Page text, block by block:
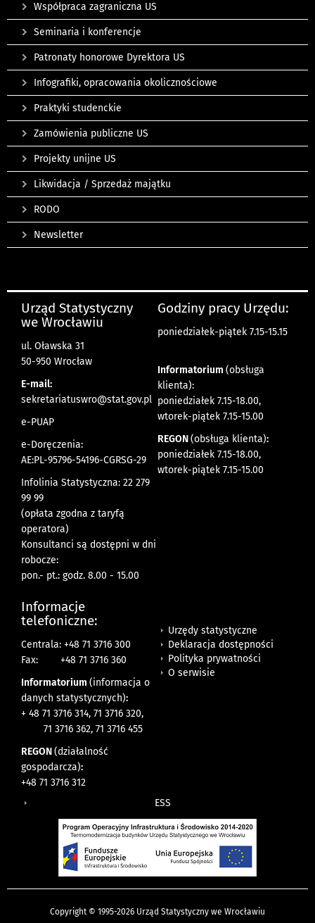
Współpraca zagraniczna US
Seminaria i konferencje
Patronaty honorowe Dyrektora US
Infografiki, opracowania okolicznościowe
Praktyki studenckie
Zamówienia publiczne US
Projekty unijne US
Likwidacja / Sprzedaż majątku
RODO
Newsletter
Urząd Statystyczny
we Wrocławiu
ul. Oławska 31
50-950 Wrocław
E-mail:
sekretariatuswro@stat.gov.pl
e-PUAP
e-Doręczenia:
AE:PL-95796-54196-CGRSG-29
Infolinia Statystyczna: 22 279
99 99
(opłata zgodna z taryfą
operatora)
Konsultanci są dostępni w dni
robocze:
pon.- pt.: godz. 8.00 - 15.00
Godziny pracy Urzędu:
poniedziałek-piątek 7.15-15.15
Informatorium (obsługa
klienta):
poniedziałek 7.15-18.00,
wtorek-piątek 7.15-15.00
REGON(obsługa klienta):
poniedziałek 7.15-18.00,
wtorek-piątek 7.15-15.00
Informacje
telefoniczne:
Centrala: +48 71 3716 300
Fax:
+48 71 3716 360
Informatorium (informacja o
danych statystycznych):
+ 48 71 3716 314, 71 3716 320,
71 3716 362, 71 3716 455
REGON(działalność
gospodarcza):
+48 71 3716 312
Urzędy statystyczne
Deklaracja dostępności
Polityka prywatności
O serwisie
ESS
Copyright © 1995-2026 Urząd Statystyczny we Wrocławiu